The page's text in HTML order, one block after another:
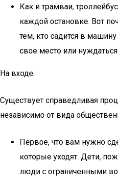
Как и трамваи,
каждой остановке. Вот
тем, кто садится в
свое место или
На входе.
Существует справедливая
независимо от вида
Первое, что вам нужно
которые уходят. Дети,
люди с ограниченными